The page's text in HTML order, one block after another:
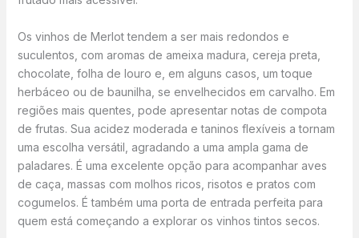
Os vinhos de Merlot tendem a ser mais redondos e
suculentos, com aromas de ameixa madura, cereja preta,
chocolate, folha de louro e, em alguns casos, um toque
herbáceo ou de baunilha, se envelhecidos em carvalho. Em
regiões mais quentes, pode apresentar notas de compota
de frutas. Sua acidez moderada e taninos flexíveis a tornam
uma escolha versátil, agradando a uma ampla gama de
paladares. É uma excelente opção para acompanhar aves
de caça, massas com molhos ricos, risotos e pratos com
cogumelos. É também uma porta de entrada perfeita para
quem está começando a explorar os vinhos tintos secos.